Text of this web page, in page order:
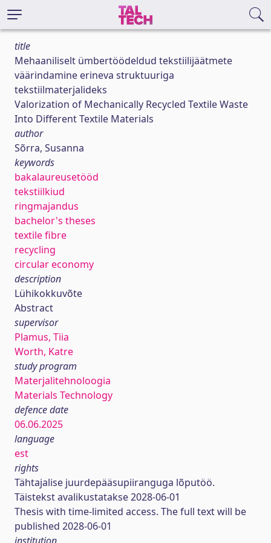
title
Mehaaniliselt ümbertöödeldud tekstiilijäätmete
väärindamine erineva struktuuriga
tekstiilmaterjalideks
Valorization of Mechanically Recycled Textile Waste
Into Different Textile Materials
author
Sõrra, Susanna
keywords
bakalaureusetööd
tekstiilkiud
ringmajandus
bachelor's theses
textile fibre
recycling
circular economy
description
Lühikokkuvõte
Abstract
supervisor
Plamus, Tiia
Worth, Katre
study program
Materjalitehnoloogia
Materials Technology
defence date
06.06.2025
language
est
rights
Tähtajalise juurdepääsupiiranguga lõputöö.
Täistekst avalikustatakse 2028-06-01
Thesis with time-limited access. The full text will be
published 2028-06-01